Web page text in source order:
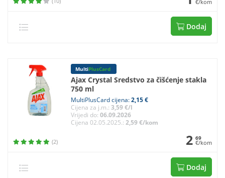
€/kom
Dodaj
MultiPlusCard
Ajax Crystal Sredstvo za čišćenje stakla
750 ml
MultiPlusCard cijena:2,15 €
Cijena za j.m.:3,59 €/l
Vrijedi do:06.09.2026
Cijena 02.05.2025.:2,59 €/kom
(2) 2 69
€/kom
Dodaj